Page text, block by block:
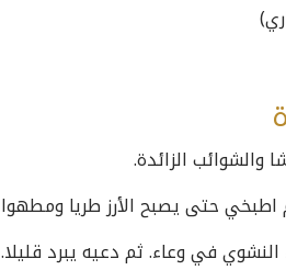
والشوائب الزائدة.
في وعاء. ثم دعيه يبرد قليلا.